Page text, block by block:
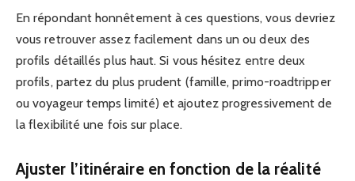
En répondant honnêtement à ces questions, vous devriez
vous retrouver assez facilement dans un ou deux des
profils détaillés plus haut. Si vous hésitez entre deux
profils, partez du plus prudent (famille, primo-roadtripper
ou voyageur temps limité) et ajoutez progressivement de
la flexibilité une fois sur place.
Ajuster l’itinéraire en fonction de la réalité